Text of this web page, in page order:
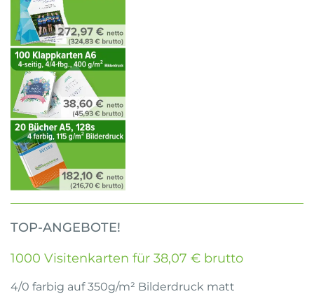
TOP-ANGEBOTE!
1000 Visitenkarten für 38,07 € brutto
4/0 farbig auf 350g/m² Bilderdruck matt